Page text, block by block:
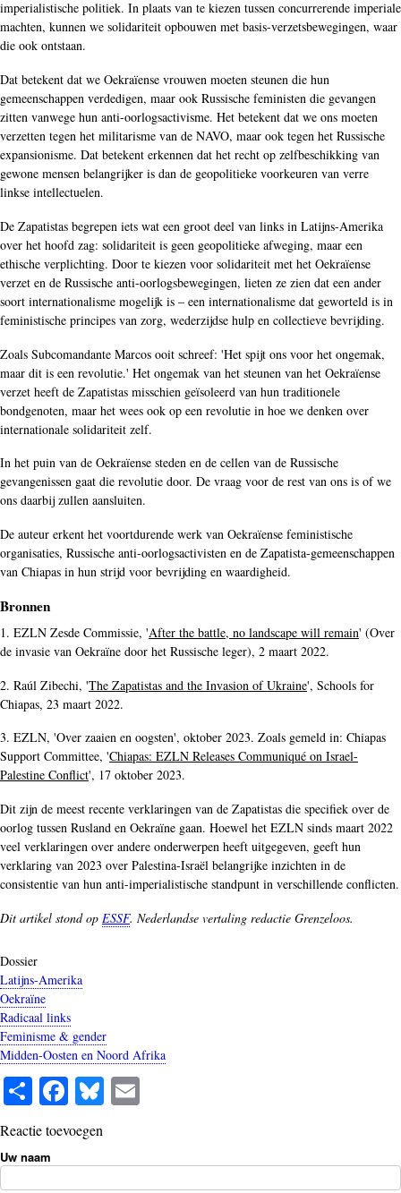
imperialistische politiek. In plaats van te kiezen tussen concurrerende imperiale
machten, kunnen we solidariteit opbouwen met basis-verzetsbewegingen, waar
die ook ontstaan.
Dat betekent dat we Oekraïense vrouwen moeten steunen die hun
gemeenschappen verdedigen, maar ook Russische feministen die gevangen
zitten vanwege hun anti-oorlogsactivisme. Het betekent dat we ons moeten
verzetten tegen het militarisme van de NAVO, maar ook tegen het Russische
expansionisme. Dat betekent erkennen dat het recht op zelfbeschikking van
gewone mensen belangrijker is dan de geopolitieke voorkeuren van verre
linkse intellectuelen.
De Zapatistas begrepen iets wat een groot deel van links in Latijns-Amerika
over het hoofd zag: solidariteit is geen geopolitieke afweging, maar een
ethische verplichting. Door te kiezen voor solidariteit met het Oekraïense
verzet en de Russische anti-oorlogsbewegingen, lieten ze zien dat een ander
soort internationalisme mogelijk is – een internationalisme dat geworteld is in
feministische principes van zorg, wederzijdse hulp en collectieve bevrijding.
Zoals Subcomandante Marcos ooit schreef: 'Het spijt ons voor het ongemak,
maar dit is een revolutie.' Het ongemak van het steunen van het Oekraïense
verzet heeft de Zapatistas misschien geïsoleerd van hun traditionele
bondgenoten, maar het wees ook op een revolutie in hoe we denken over
internationale solidariteit zelf.
In het puin van de Oekraïense steden en de cellen van de Russische
gevangenissen gaat die revolutie door. De vraag voor de rest van ons is of we
ons daarbij zullen aansluiten.
De auteur erkent het voortdurende werk van Oekraïense feministische
organisaties, Russische anti-oorlogsactivisten en de Zapatista-gemeenschappen
van Chiapas in hun strijd voor bevrijding en waardigheid.
Bronnen
1. EZLN Zesde Commissie, 'After the battle, no landscape will remain' (Over
de invasie van Oekraïne door het Russische leger), 2 maart 2022.
2. Raúl Zibechi, 'The Zapatistas and the Invasion of Ukraine', Schools for
Chiapas, 23 maart 2022.
3. EZLN, 'Over zaaien en oogsten', oktober 2023. Zoals gemeld in: Chiapas
Support Committee, 'Chiapas: EZLN Releases Communiqué on Israel-
Palestine Conflict', 17 oktober 2023.
Dit zijn de meest recente verklaringen van de Zapatistas die specifiek over de
oorlog tussen Rusland en Oekraïne gaan. Hoewel het EZLN sinds maart 2022
veel verklaringen over andere onderwerpen heeft uitgegeven, geeft hun
verklaring van 2023 over Palestina-Israël belangrijke inzichten in de
consistentie van hun anti-imperialistische standpunt in verschillende conflicten.
Dit artikel stond op ESSF. Nederlandse vertaling redactie Grenzeloos.
Dossier
Latijns-Amerika
Oekraïne
Radicaal links
Feminisme & gender
Midden-Oosten en Noord Afrika
S
ha
re
Fa
ce
bo
ok
Bl
ue
y
Reactie toevoegen
Uw naam